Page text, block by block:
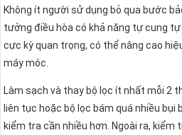
Không ít người sử dụng bỏ qua bước
tưởng điều hòa có khả năng tự cung
cực kỳ quan trọng, có thể nâng cao
máy móc.
Làm sạch và thay bộ lọc ít nhất mỗi 2
liên tục hoặc bộ lọc bám quá nhiều bụi
kiểm tra cần nhiều hơn. Ngoài ra, kiểm